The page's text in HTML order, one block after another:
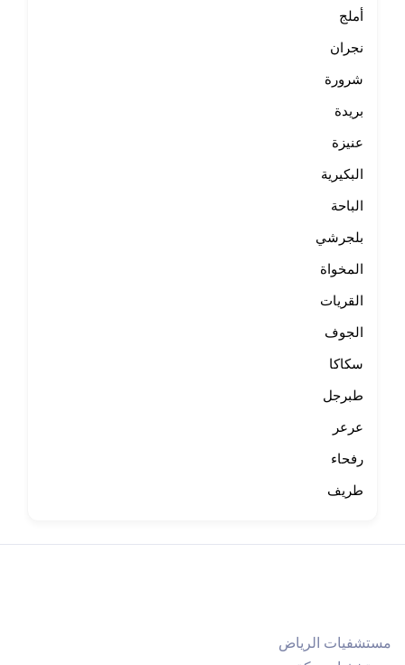
أملج
نجران
شرورة
بريدة
عنيزة
البكيرية
الباحة
بلجرشي
المخواة
القريات
الجوف
سكاكا
طبرجل
عرعر
رفحاء
طريف
مستشفيات الرياض